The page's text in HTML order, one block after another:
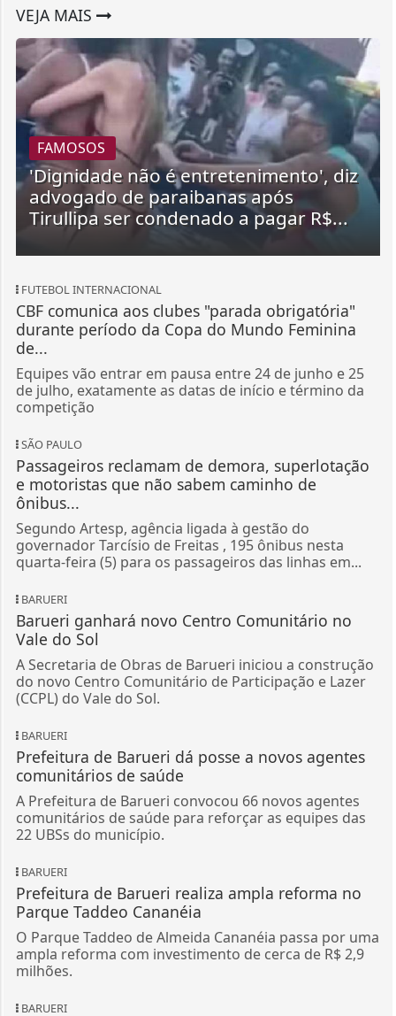
VEJA MAIS
FAMOSOS
'Dignidade não é entretenimento', diz
advogado de paraibanas após
Tirullipa ser condenado a pagar R$...
FUTEBOL INTERNACIONAL
CBF comunica aos clubes "parada obrigatória"
durante período da Copa do Mundo Feminina
de...
Equipes vão entrar em pausa entre 24 de junho e 25
de julho, exatamente as datas de início e término da
competição
SÃO PAULO
Passageiros reclamam de demora, superlotação
e motoristas que não sabem caminho de
ônibus...
Segundo Artesp, agência ligada à gestão do
governador Tarcísio de Freitas , 195 ônibus nesta
quarta-feira (5) para os passageiros das linhas em...
BARUERI
Barueri ganhará novo Centro Comunitário no
Vale do Sol
A Secretaria de Obras de Barueri iniciou a construção
do novo Centro Comunitário de Participação e Lazer
(CCPL) do Vale do Sol.
BARUERI
Prefeitura de Barueri dá posse a novos agentes
comunitários de saúde
A Prefeitura de Barueri convocou 66 novos agentes
comunitários de saúde para reforçar as equipes das
22 UBSs do município.
BARUERI
Prefeitura de Barueri realiza ampla reforma no
Parque Taddeo Cananéia
O Parque Taddeo de Almeida Cananéia passa por uma
ampla reforma com investimento de cerca de R$ 2,9
milhões.
BARUERI